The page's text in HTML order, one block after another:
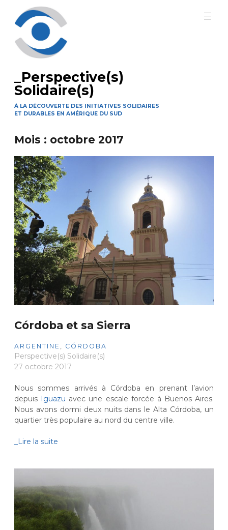
au
contenu
principal
_Perspective(s)
Solidaire(s)
À LA DÉCOUVERTE DES INITIATIVES SOLIDAIRES
ET DURABLES EN AMÉRIQUE DU SUD
Mois : octobre 2017
Córdoba et sa Sierra
ARGENTINE , CÓRDOBA
Perspective(s) Solidaire(s)
27 octobre 2017
Nous sommes arrivés à Córdoba en prenant l’avion
depuis
Iguazu avec une escale forcée à Buenos Aires.
Nous avons dormi deux nuits dans le Alta Córdoba, un
quartier très populaire au nord du centre ville.
_Lire la suite